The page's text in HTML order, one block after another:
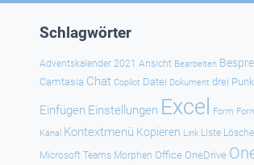
Schlagwörter
Adventskalender 2021 Ansicht Bearbeiten
Camtasia Chat Copilot Datei Dokument drei
Einfügen Einstellungen Excel Form
Kanal Kontextmenü Kopieren Link Liste
Microsoft Teams Morphen Office OneDrive